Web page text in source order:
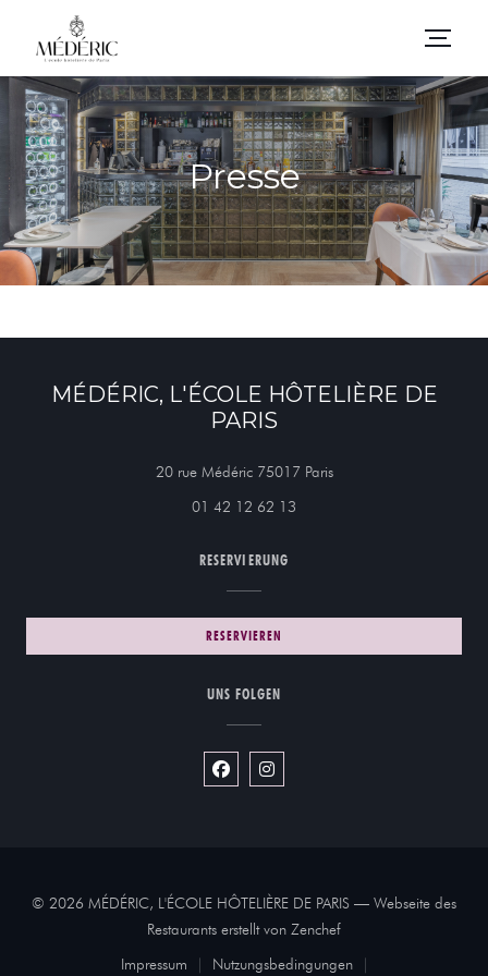
Presse
MÉDÉRIC, L'ÉCOLE HÔTELIÈRE DE
PARIS
20 rue Médéric 75017 Paris((öffnet ein neues
01 42 12 62 13
RESERVIERUNG
RESERVIEREN
UNS FOLGEN
Facebook ((öffnet ein neues Fenster))
Instagram ((öffnet ein neues
© 2026 MÉDÉRIC, L'ÉCOLE HÔTELIÈRE DE PARIS — Webseite des
Restaurants erstellt von Zenchef((öffnet ein neues
Impressum
Nutzungsbedingungen